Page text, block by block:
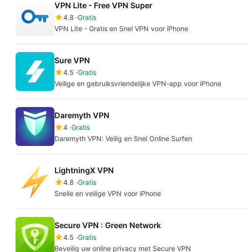
VPN Lite - Free VPN Super
4.8 Gratis
VPN Lite - Gratis en Snel VPN voor iPhone
Sure VPN
4.5 Gratis
Veilige en gebruiksvriendelijke VPN-app voor iPhone
Daremyth VPN
4 Gratis
Daremyth VPN: Veilig en Snel Online Surfen
LightningX VPN
4.8 Gratis
Snelle en veilige VPN voor iPhone
Secure VPN : Green Network
4.5 Gratis
Beveilig uw online privacy met Secure VPN